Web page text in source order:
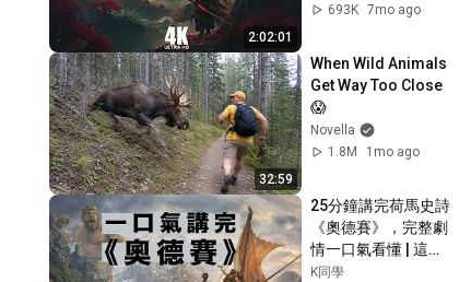
2:02:01
PC693K 7mo ago
32:59
When Wild Animals
Get Way Too Close
😱
Novella
1.8M
1mo ago
25分鐘講完荷馬史詩
《奧德賽》，完整劇
情一口氣看懂 | 這部
西方文學的開山之
K同學